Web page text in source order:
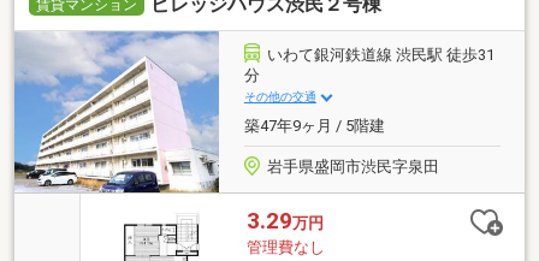
賃貸マンション
いわて銀河鉄道線 渋民駅 徒歩31
分
その他の交通
築47年9ヶ月 / 5階建
岩手県盛岡市渋民字泉田
3.29万円
管理費なし